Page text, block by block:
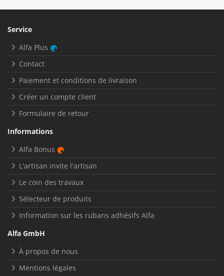
Service
Alfa Plus
Contact
Paiement et conditions de livraison
Créer un compte client
Formulaire de retour
Informations
Alfa Bonus
L'artisan invite l'artisan
Le coin des travaux
Sélecteur de produits
Information sur les rubans adhésifs Alfa
Alfa GmbH
À propos de nous
Mentions légales